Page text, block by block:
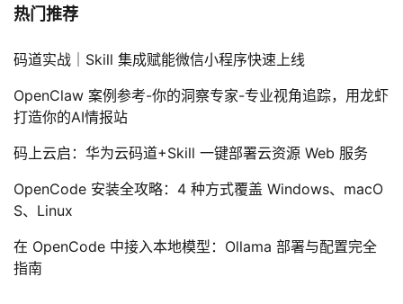
热门推荐
码道实战｜Skill 集成赋能微信小程序快速上线
OpenClaw 案例参考-你的洞察专家-专业视角追踪，用龙虾
打造你的AI情报站
码上云启：华为云码道+Skill 一键部署云资源 Web 服务
OpenCode 安装全攻略：4 种方式覆盖 Windows、macO
S、Linux
在 OpenCode 中接入本地模型：Ollama 部署与配置完全
指南